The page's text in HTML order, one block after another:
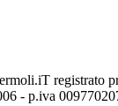
registrato
- p.iva